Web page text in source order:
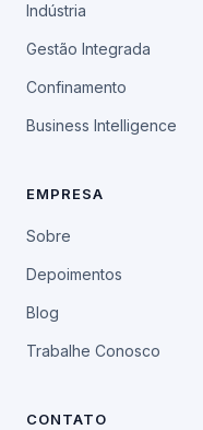
Indústria
Gestão Integrada
Confinamento
Business Intelligence
EMPRESA
Sobre
Depoimentos
Blog
Trabalhe Conosco
CONTATO